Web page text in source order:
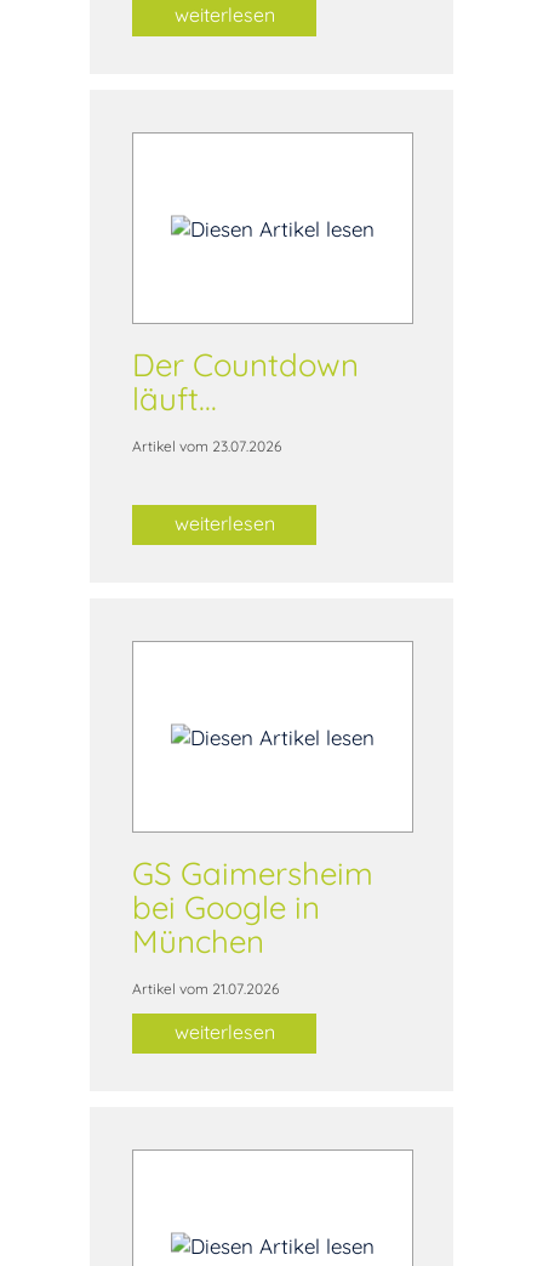
weiterlesen
Der Countdown
läuft...
Artikel vom 23.07.2026
weiterlesen
GS Gaimersheim
bei Google in
München
Artikel vom 21.07.2026
weiterlesen